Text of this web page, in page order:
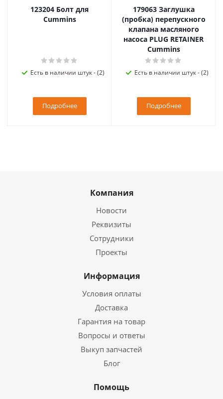
123204 Болт для
Cummins
Есть в наличии штук - (2)
Подробнее
179063 Заглушка
(пробка) перепускного
клапана масляного
насоса PLUG RETAINER
Cummins
Есть в наличии штук - (2)
Подробнее
Компания
Новости
Реквизиты
Сотрудники
Проекты
Информация
Условия оплаты
Доставка
Гарантия на товар
Вопросы и ответы
Выкуп запчастей
Блог
Помощь